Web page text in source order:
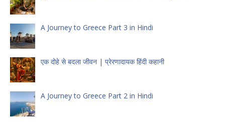
A Journey to Greece Part 3 in Hindi
एक दोहे से बदला जीवन | प्रेरणादायक हिंदी कहानी
A Journey to Greece Part 2 in Hindi